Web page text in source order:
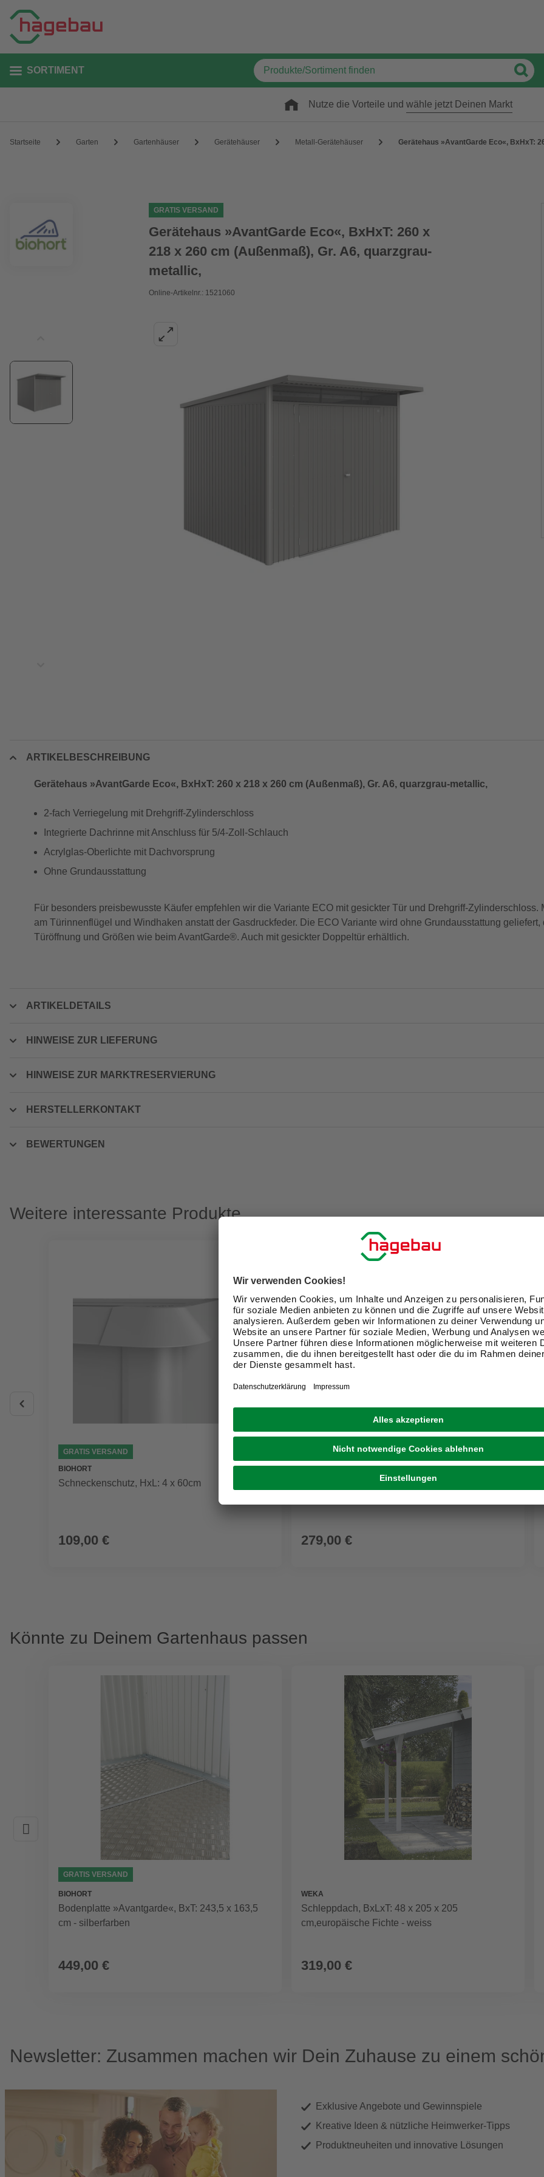
SORTIMENT
Nutze die Vorteile und wähle jetzt Deinen Markt
Startseite Garten Gartenhäuser Gerätehäuser Metall-Gerätehäuser Gerätehaus »AvantGarde Eco«, BxHxT:
GRATIS VERSAND
Gerätehaus »AvantGarde Eco«, BxHxT: 260 x
218 x 260 cm (Außenmaß), Gr. A6, quarzgrau-
metallic,
Online-Artikelnr.: 1521060
ARTIKELBESCHREIBUNG
Gerätehaus »AvantGarde Eco«, BxHxT: 260 x 218 x 260 cm (Außenmaß), Gr. A6, quarzgrau-metallic,
2-fach Verriegelung mit Drehgriff-Zylinderschloss
Integrierte Dachrinne mit Anschluss für 5/4-Zoll-Schlauch
Acrylglas-Oberlichte mit Dachvorsprung
Ohne Grundausstattung
Für besonders preisbewusste Käufer empfehlen wir die Variante ECO mit gesickter Tür und Drehgriff-Zylinderschloss.
am Türinnenflügel und Windhaken anstatt der Gasdruckfeder. Die ECO Variante wird ohne Grundausstattung
Türöffnung und Größen wie beim AvantGarde®. Auch mit gesickter Doppeltür erhältlich.
ARTIKELDETAILS
HINWEISE ZUR LIEFERUNG
HINWEISE ZUR MARKTRESERVIERUNG
HERSTELLERKONTAKT
BEWERTUNGEN
Weitere interessante Produkte
GRATIS VERSAND
BIOHORT
Schneckenschutz, HxL: 4 x 60cm
109,00 €
Eckbank »Rattan«, Textil, 3-Sitzer, BxHxT: 100 x
279,00 €
Könnte zu Deinem Gartenhaus passen
GRATIS VERSAND
BIOHORT
Bodenplatte »Avantgarde«, BxT: 243,5 x 163,5
cm - silberfarben
449,00 €
WEKA
Schleppdach, BxLxT: 48 x 205 x 205
cm,europäische Fichte - weiss
319,00 €
Newsletter: Zusammen machen wir Dein Zuhause zu einem
Exklusive Angebote und Gewinnspiele
Kreative Ideen & nützliche Heimwerker-Tipps
Produktneuheiten und innovative Lösungen